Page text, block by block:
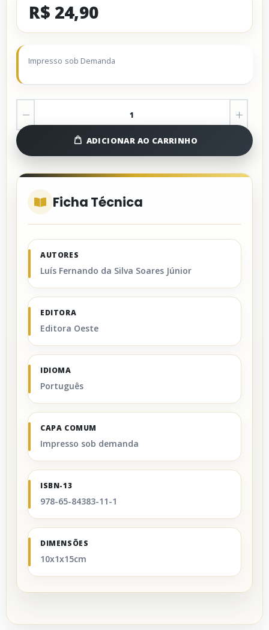
0
R$ 24,90
Impresso sob Demanda
ADICIONAR AO CARRINHO
Ficha Técnica
AUTORES
Luís Fernando da Silva Soares Júnior
EDITORA
Editora Oeste
IDIOMA
Português
CAPA COMUM
Impresso sob demanda
ISBN-13
978-65-84383-11-1
DIMENSÕES
10x1x15cm